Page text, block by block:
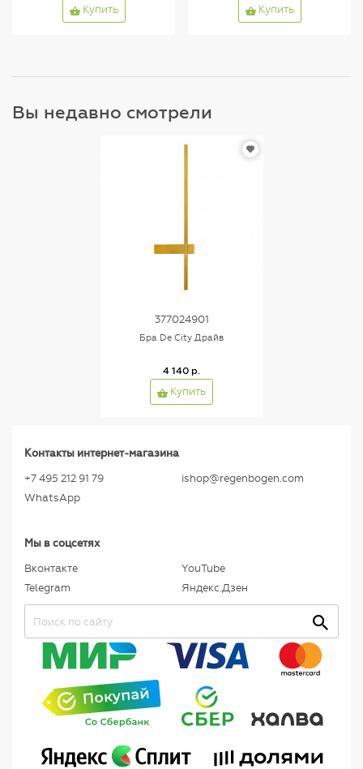
Купить
Купить
Вы недавно смотрели
377024901
Бра De City Драйв
4 140 р.
Купить
Контакты интернет-магазина
+7 495 212 91 79
WhatsApp
ishop@regenbogen.com
Мы в соцсетях
Вконтакте
Telegram
YouTube
Яндекс.Дзен